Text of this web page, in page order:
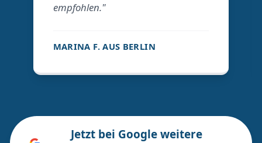
empfohlen."
MARINA F. AUS BERLIN
Jetzt bei Google weitere